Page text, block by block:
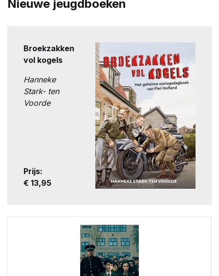
Nieuwe jeugdboeken
Broekzakken
vol kogels
Hanneke
Stark- ten
Voorde
Prijs:
€ 13,95